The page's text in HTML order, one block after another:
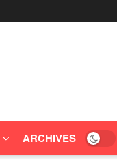
ARCHIVES